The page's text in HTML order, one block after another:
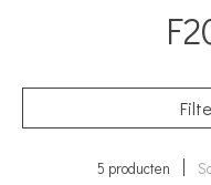
5 producten